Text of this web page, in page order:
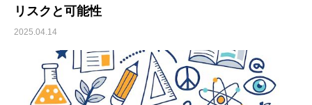
リスクと可能性
2025.04.14